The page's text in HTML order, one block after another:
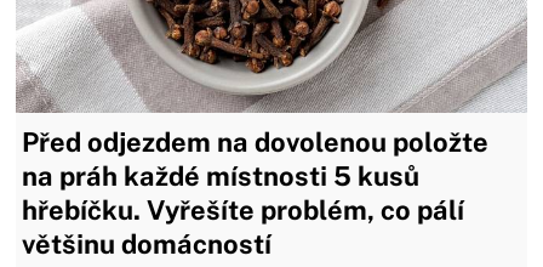
Před odjezdem na dovolenou položte
na práh každé místnosti 5 kusů
hřebíčku. Vyřešíte problém, co pálí
většinu domácností